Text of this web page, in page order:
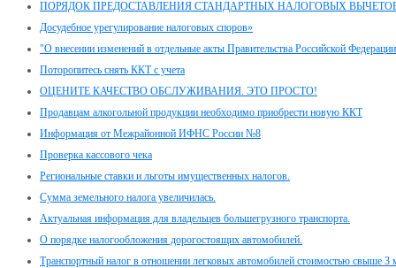
ПОРЯДОК ПРЕДОСТАВЛЕНИЯ СТАНДАРТНЫХ НАЛОГОВЫХ
Досудебное урегулирование налоговых споров»
"О внесении изменений в отдельные акты Правительства Российской
Поторопитесь снять ККТ с учета
ОЦЕНИТЕ КАЧЕСТВО ОБСЛУЖИВАНИЯ. ЭТО ПРОСТО!
Продавцам алкогольной продукции необходимо приобрести новую ККТ
Информация от Межрайонной ИФНС России №8
Проверка кассового чека
Региональные ставки и льготы имущественных налогов.
Сумма земельного налога увеличилась.
Актуальная информация для владельцев большегрузного транспорта.
О порядке налогообложения дорогостоящих автомобилей.
Транспортный налог в отношении легковых автомобилей стоимостью свыше